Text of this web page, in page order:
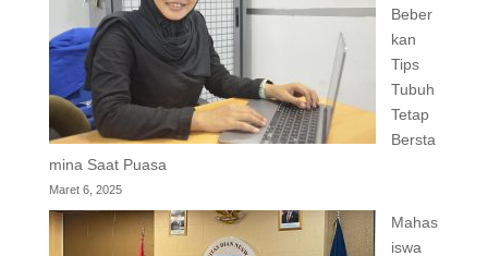
Beber
kan
Tips
Tubuh
Tetap
Bersta
mina Saat Puasa
Maret 6, 2025
Mahas
iswa